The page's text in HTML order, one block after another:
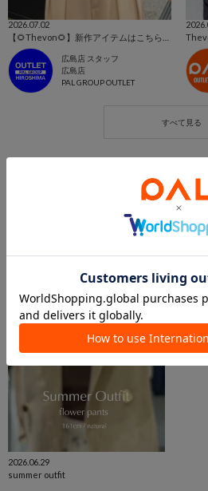
2026.07.02
広島店 スタッフ
広島店
PAL GROUP OUTLET
この商品を紹介したパル
2026.06.29
summer outfit